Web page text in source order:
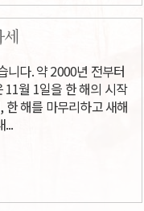
니다. 약 2000년 전부터
11월 1일을 한 해의 시작
해를 마무리하고 새해
...